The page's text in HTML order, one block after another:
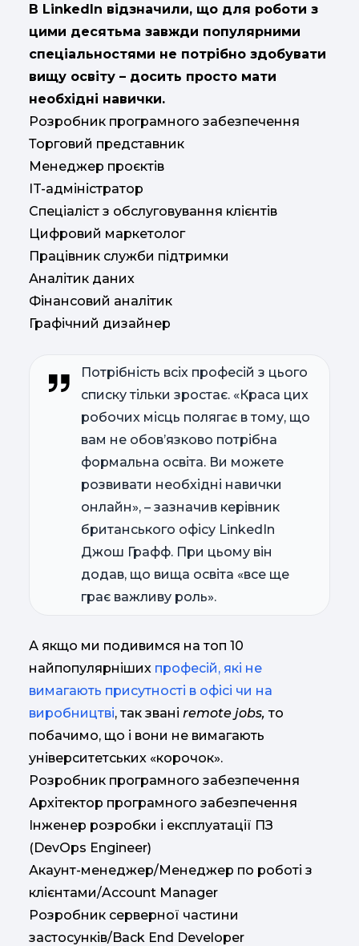
В LinkedIn відзначили, що для роботи з
цими десятьма завжди популярними
спеціальностями не потрібно здобувати
вищу освіту – досить просто мати
необхідні навички.
Розробник програмного забезпечення
Торговий представник
Менеджер проєктів
IT-адміністратор
Спеціаліст з обслуговування клієнтів
Цифровий маркетолог
Працівник служби підтримки
Аналітик даних
Фінансовий аналітик
Графічний дизайнер
Потрібність всіх професій з цього
списку тільки зростає. «Краса цих
робочих місць полягає в тому, що
вам не обов’язково потрібна
формальна освіта. Ви можете
розвивати необхідні навички
онлайн», – зазначив керівник
британського офісу LinkedIn
Джош Графф. При цьому він
додав, що вища освіта «все ще
грає важливу роль».
А якщо ми подивимся на топ 10
найпопулярніших професій, які не
вимагають присутності в офісі чи на
виробництві, так звані remote jobs, то
побачимо, що і вони не вимагають
університетських «корочок».
Розробник програмного забезпечення
Архітектор програмного забезпечення
Інженер розробки і експлуатації ПЗ
(DevOps Engineer)
Акаунт-менеджер/Менеджер по роботі з
клієнтами/Account Manager
Розробник серверної частини
застосунків/Back End Developer